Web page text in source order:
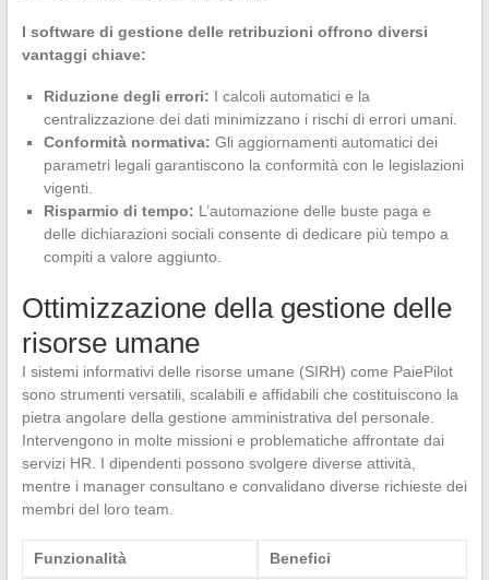
I software di gestione delle retribuzioni offrono diversi
vantaggi chiave:
Riduzione degli errori: I calcoli automatici e la
centralizzazione dei dati minimizzano i rischi di errori umani.
Conformità normativa: Gli aggiornamenti automatici dei
parametri legali garantiscono la conformità con le legislazioni
vigenti.
Risparmio di tempo: L’automazione delle buste paga e
delle dichiarazioni sociali consente di dedicare più tempo a
compiti a valore aggiunto.
Ottimizzazione della gestione delle
risorse umane
I sistemi informativi delle risorse umane (SIRH) come PaiePilot
sono strumenti versatili, scalabili e affidabili che costituiscono la
pietra angolare della gestione amministrativa del personale.
Intervengono in molte missioni e problematiche affrontate dai
servizi HR. I dipendenti possono svolgere diverse attività,
mentre i manager consultano e convalidano diverse richieste dei
membri del loro team.
Funzionalità Benefici